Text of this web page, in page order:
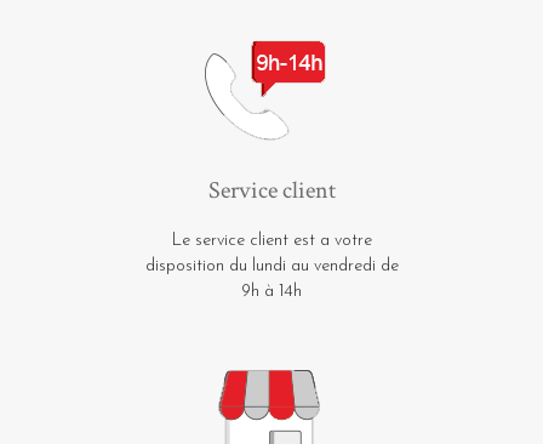
Service client
Le service client est a votre
disposition du lundi au vendredi de
9h à 14h